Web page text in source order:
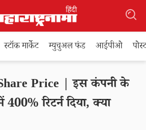
स्टॉक मार्केट म्युचुअल फंड आईपीओ
Price | इस कंपनी के
रिटर्न दिया, क्या